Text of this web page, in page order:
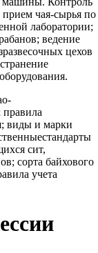
чая-сырья по
лаборатории;
ведение
цехов
правила
виды и марки
сит,
сорта байхового
учета